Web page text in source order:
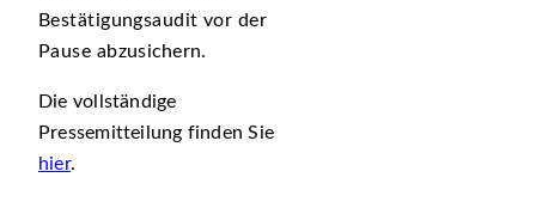
Bestätigungsaudit vor der
Pause abzusichern.
Die vollständige
Pressemitteilung finden Sie
hier.